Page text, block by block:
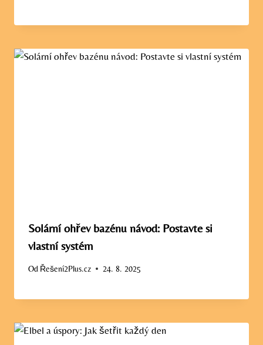
Solární ohřev bazénu návod: Postavte si
vlastní systém
Od Řešení2Plus.cz 24. 8. 2025